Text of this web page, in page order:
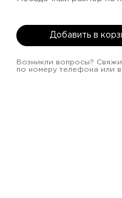
Добавить в
Возникли вопросы?
по номеру телефона или в